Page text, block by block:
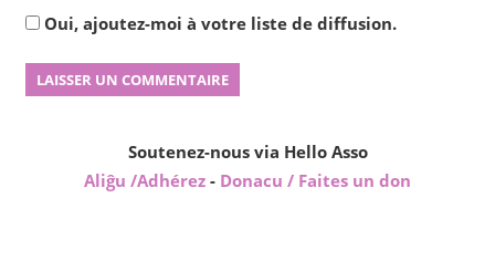
Oui, ajoutez-moi à votre liste de diffusion.
Soutenez-nous via Hello Asso
Aliĝu /Adhérez - Donacu / Faites un don